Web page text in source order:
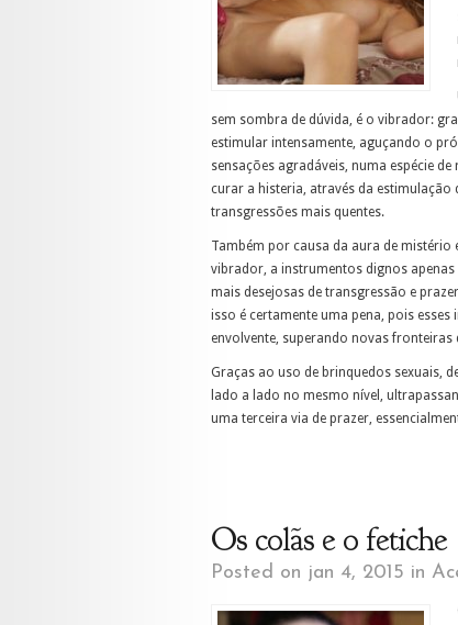
sem sombra de dúvida, é o vibrador:
estimular intensamente, aguçando o
sensações agradáveis, numa espécie
curar a histeria, através da
transgressões mais quentes.
Também por causa da aura de mistério
vibrador, a instrumentos dignos
mais desejosas de transgressão e
isso é certamente uma pena, pois
envolvente, superando novas
Graças ao uso de brinquedos sexuais,
lado a lado no mesmo nível,
uma terceira via de prazer,
Os colãs e o fetiche
Posted on jan 4, 2015 in